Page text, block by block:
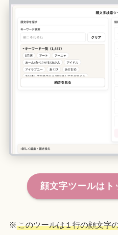
顔文字ツールはト
※ このツールは１行の顔文字